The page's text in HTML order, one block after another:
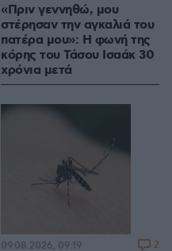
«Πριν γεννηθώ, μου
στέρησαν την αγκαλιά του
πατέρα μου»: Η φωνή της
κόρης του Τάσου Ισαάκ 30
χρόνια μετά
09.08.2026, 09:19 2